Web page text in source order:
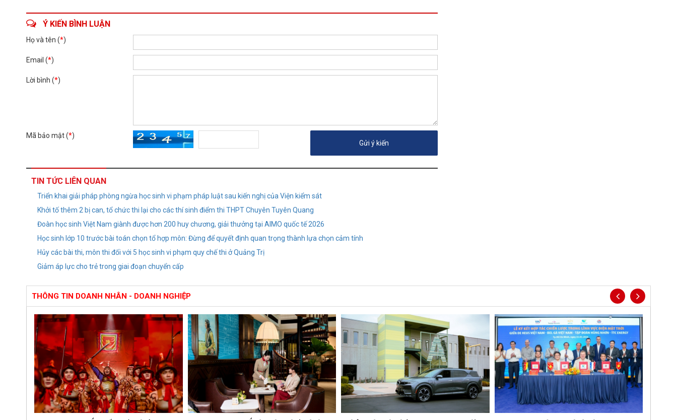
Ý KIẾN BÌNH LUẬN
Họ và tên (*)
Email (*)
Lời bình (*)
Mã bảo mật (*)
TIN TỨC LIÊN QUAN
Triển khai giải pháp phòng ngừa học sinh vi phạm pháp luật sau kiến nghị của Viện kiểm sát
Khởi tố thêm 2 bị can, tổ chức thi lại cho các thí sinh điểm thi THPT Chuyên Tuyên Quang
Đoàn học sinh Việt Nam giành được hơn 200 huy chương, giải thưởng tại AIMO quốc tế 2026
Học sinh lớp 10 trước bài toán chọn tổ hợp môn: Đừng để quyết định quan trọng thành lựa chọn cảm tính
Hủy các bài thi, môn thi đối với 5 học sinh vi phạm quy chế thi ở Quảng Trị
Giảm áp lực cho trẻ trong giai đoạn chuyển cấp
THÔNG TIN DOANH NHÂN - DOANH NGHIỆP